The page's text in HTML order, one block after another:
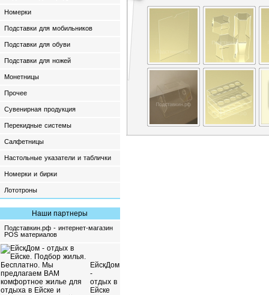
Номерки
Подставки для мобильников
Подставки для обуви
Подставки для ножей
Монетницы
Прочее
Сувенирная продукция
Перекидные системы
Салфетницы
Настольные указатели и таблички
Номерки и бирки
Лототроны
Наши партнеры
Подставкин.рф - интернет-магазин
POS материалов
ЕйскДом
-
отдых в
Ейске